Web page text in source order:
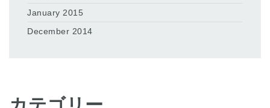
January 2015
December 2014